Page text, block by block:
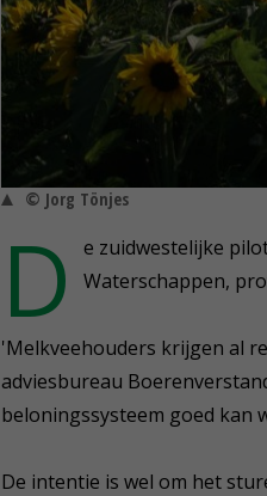
© Jorg Tönjes
D
e zuidwestelijke
Waterschappen,
'Melkveehouders krijgen al
adviesbureau
beloningssysteem goed kan
De intentie is wel om het